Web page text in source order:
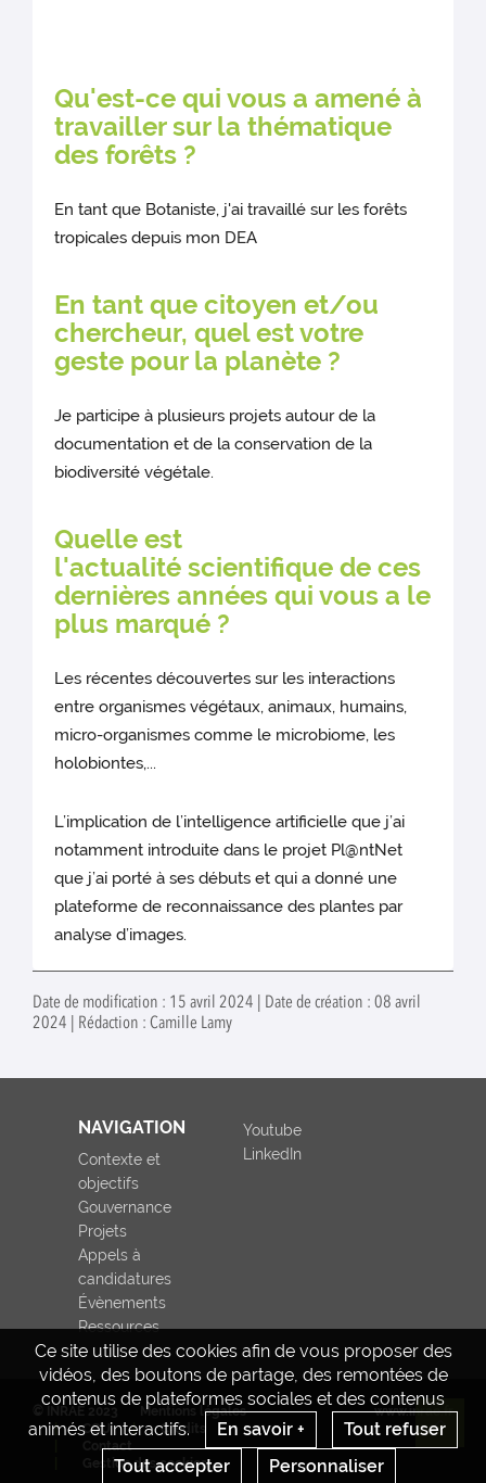
Qu'est-ce qui vous a amené à
travailler sur la thématique
des forêts ?
En tant que Botaniste, j'ai travaillé sur les forêts
tropicales depuis mon DEA
En tant que citoyen et/ou
chercheur, quel est votre
geste pour la planète ?
Je participe à plusieurs projets autour de la
documentation et de la conservation de la
biodiversité végétale.
Quelle est
l'actualité scientifique de ces
dernières années qui vous a le
plus marqué ?
Les récentes découvertes sur les interactions
entre organismes végétaux, animaux, humains,
micro-organismes comme le microbiome, les
holobiontes,...
L’implication de l’intelligence artificielle que j’ai
notamment introduite dans le projet Pl@ntNet
que j’ai porté à ses débuts et qui a donné une
plateforme de reconnaissance des plantes par
analyse d’images.
Date de modification : 15 avril 2024 | Date de création : 08 avril
2024 | Rédaction : Camille Lamy
Ce site utilise des cookies afin de vous proposer des
vidéos, des boutons de partage, des remontées de
contenus de plateformes sociales et des contenus
animés et interactifs.
En savoir +
Tout refuser
Tout accepter
Personnaliser
NAVIGATION
Contexte et
objectifs
Gouvernance
Projets
Appels à
candidatures
Évènements
Ressources
Youtube
LinkedIn
Mentions légales
CGU
Crédits
Contact
Gestion des cookies
www.inrae.fr